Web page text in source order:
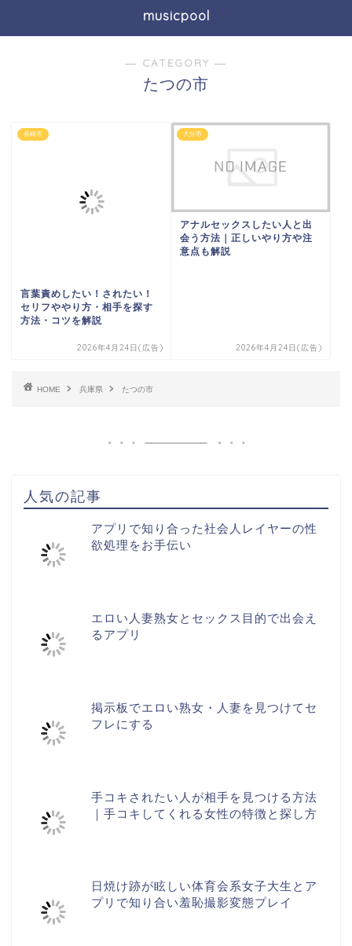
musicpool
― CATEGORY ―
たつの市
長崎市
言葉責めしたい！されたい！
セリフややり方・相手を探す
方法・コツを解説
2026年4月24日(広告)
大分市
アナルセックスしたい人と出
会う方法｜正しいやり方や注
意点も解説
2026年4月24日(広告)
HOME 兵庫県 たつの市
人気の記事
アプリで知り合った社会人レイヤーの性
欲処理をお手伝い
エロい人妻熟女とセックス目的で出会え
るアプリ
掲示板でエロい熟女・人妻を見つけてセ
フレにする
手コキされたい人が相手を見つける方法
｜手コキしてくれる女性の特徴と探し方
日焼け跡が眩しい体育会系女子大生とア
プリで知り合い羞恥撮影変態プレイ